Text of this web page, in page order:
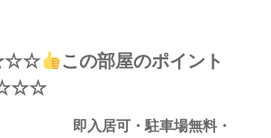
この部屋のポイント
即入居可・駐車場無料・